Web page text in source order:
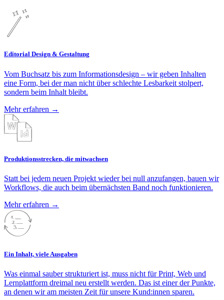
Editorial Design & Gestaltung
Vom Buchsatz bis zum Informationsdesign – wir geben Inhalten
eine Form, bei der man nicht über schlechte Lesbarkeit stolpert,
sondern beim Inhalt bleibt.
Mehr erfahren →
Produktionsstrecken, die mitwachsen
Statt bei jedem neuen Projekt wieder bei null anzufangen, bauen wir
Workflows, die auch beim übernächsten Band noch funktionieren.
Mehr erfahren →
Ein Inhalt, viele Ausgaben
Was einmal sauber strukturiert ist, muss nicht für Print, Web und
Lernplattform dreimal neu erstellt werden. Das ist einer der Punkte,
an denen wir am meisten Zeit für unsere Kund:innen sparen.